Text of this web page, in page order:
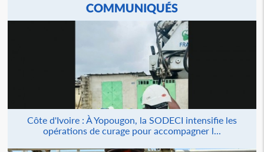
COMMUNIQUÉS
Côte d'Ivoire : À Yopougon, la SODECI intensifie les
opérations de curage pour accompagner l...